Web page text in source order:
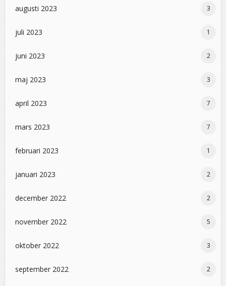
augusti 2023 3
juli 2023 1
juni 2023 2
maj 2023 3
april 2023 7
mars 2023 7
februari 2023 1
januari 2023 2
december 2022 2
november 2022 5
oktober 2022 3
september 2022 2